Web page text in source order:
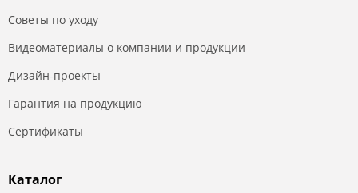
Советы по уходу
Видеоматериалы о компании и продукции
Дизайн-проекты
Гарантия на продукцию
Сертификаты
Каталог